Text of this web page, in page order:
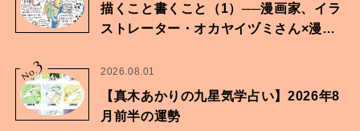
描くこと書くこと（1）──漫画家、イラ
ストレーター・オカヤイヅミさん×漫画
No.3 2026.08.01
【真木あかりの九星気学占い】2026年8
月前半の運勢